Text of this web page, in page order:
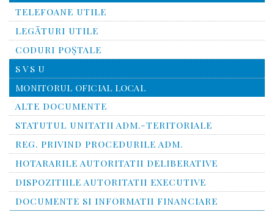
TELEFOANE UTILE
LEGĂTURI UTILE
CODURI POŞTALE
S V S U
MONITORUL OFICIAL LOCAL
ALTE DOCUMENTE
STATUTUL UNITATII ADM.-TERITORIALE
REG. PRIVIND PROCEDURILE ADM.
HOTARARILE AUTORITATII DELIBERATIVE
DISPOZITIILE AUTORITATII EXECUTIVE
DOCUMENTE SI INFORMATII FINANCIARE